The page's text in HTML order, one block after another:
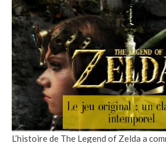
L’histoire de The Legend of Zelda a